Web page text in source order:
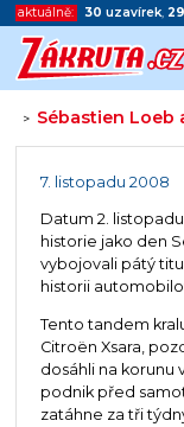
aktuálně: 30 uzavírek, 29
> Sébastien Loeb
7. listopadu 2008
Datum 2.
historie jako den
vybojovali pátý
historii
Tento tandem
Citroën Xsara,
dosáhli na korunu
podnik před
zatáhne za tři